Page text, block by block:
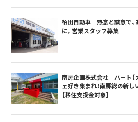
栢田自動車 熱意と誠意で、
に。営業スタッフ募集
南房企画株式会社 パート【
ェ好き集まれ！南房総の新
【移住支援金対象】